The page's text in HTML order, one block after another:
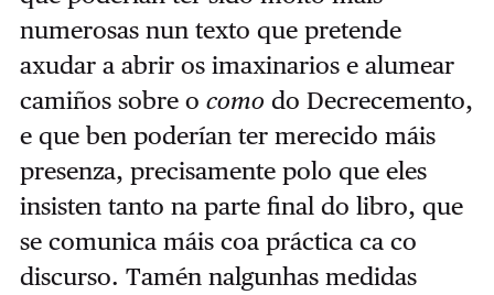
numerosas nun texto que pretende
axudar a abrir os imaxinarios e alumear
camiños sobre o como do Decrecemento,
e que ben poderían ter merecido máis
presenza, precisamente polo que eles
insisten tanto na parte final do libro, que
se comunica máis coa práctica ca co
discurso. Tamén nalgunhas medidas